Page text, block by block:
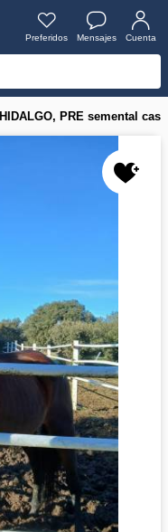
Preferidos Mensajes Cuenta
HIDALGO, PRE semental